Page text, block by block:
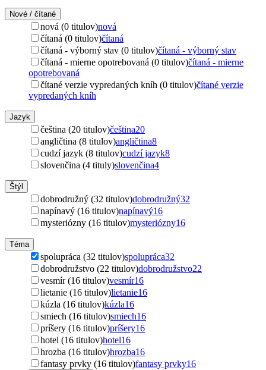
Nové / čítané
nová (0 titulov)nová
čítaná (0 titulov)čítaná
čítaná - výborný stav (0 titulov)čítaná - výborný stav
čítaná - mierne opotrebovaná (0 titulov)čítaná - mierne
opotrebovaná
čítané verzie vypredaných kníh (0 titulov)čítané verzie
vypredaných kníh
Jazyk
čeština (20 titulov)čeština20
angličtina (8 titulov)angličtina8
cudzí jazyk (8 titulov)cudzí jazyk8
slovenčina (4 tituly)slovenčina4
Štýl
dobrodružný (32 titulov)dobrodružný32
napínavý (16 titulov)napínavý16
mysteriózny (16 titulov)mysteriózny16
Téma
spolupráca (32 titulov)spolupráca32
dobrodružstvo (22 titulov)dobrodružstvo22
vesmír (16 titulov)vesmír16
lietanie (16 titulov)lietanie16
kúzla (16 titulov)kúzla16
smiech (16 titulov)smiech16
príšery (16 titulov)príšery16
hotel (16 titulov)hotel16
hrozba (16 titulov)hrozba16
fantasy prvky (16 titulov)fantasy prvky16